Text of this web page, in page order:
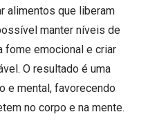
alimentos que liberam
manter níveis de
fome emocional e criar
O resultado é uma
e mental, favorecendo
no corpo e na mente.